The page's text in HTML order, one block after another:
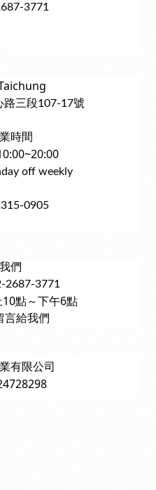
3771
路三段107-17號
時間
off weekly
0905
們
2687-3771
點～下午6點
言給我們
有限公司